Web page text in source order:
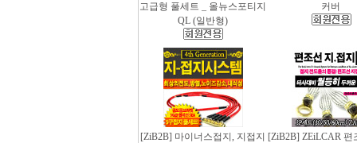
고급형 풀세트 _ 올뉴스포티지
QL (일반형)
커버
[ZiB2B] 마이너스접지, 지접지
[ZiB2B] ZEiLCAR 편